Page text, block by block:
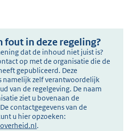
fout in deze regeling?
dat de inhoud niet juist is?
op met de organisatie die de
gepubliceerd. Deze
namelijk zelf verantwoordelijk
van de regelgeving. De naam
ziet u bovenaan de
contactgegevens van de
u hier opzoeken:
.